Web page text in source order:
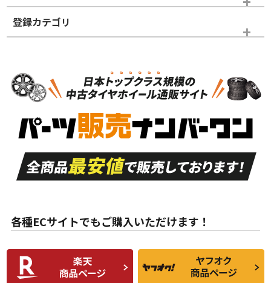
ホイールランク
S
品）
S
新車外し品（新古
付き
A
走行距離も少なく、
目立つ傷もほとんど
ない中古品
A
走行距離も少なく、
非常に状態の良い中
古品
な中古品
んどない中古品
C
比較的きれいな中古
品
C
られるが、使用に問
題のない中古品
登録カテゴリ
スタッドレスタイヤのみ
各種ECサイトでもご購入いただけます！